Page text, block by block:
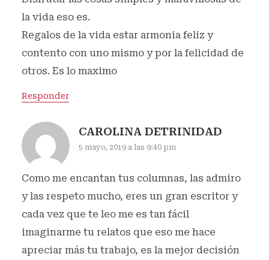
la vida eso es.
Regalos de la vida estar armonia feliz y
contento con uno mismo y por la felicidad de
otros. Es lo maximo
Responder
CAROLINA DETRINIDAD
5 mayo, 2019 a las 9:40 pm
Como me encantan tus columnas, las admiro
y las respeto mucho, eres un gran escritor y
cada vez que te leo me es tan fácil
imaginarme tu relatos que eso me hace
apreciar más tu trabajo, es la mejor decisión